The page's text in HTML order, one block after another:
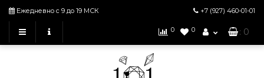
Ежедневно с 9 до 19 МСК +7 (927) 460-01-01
0 0 : 0